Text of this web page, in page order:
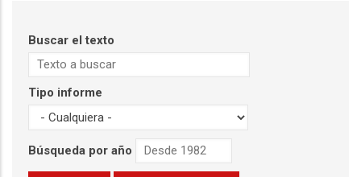
Buscar el texto
Tipo informe
Búsqueda por año